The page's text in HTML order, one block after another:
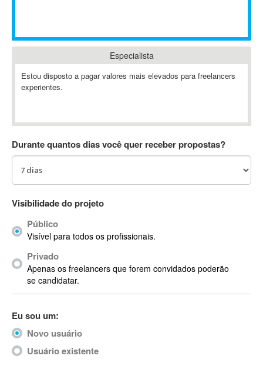
Ableton
Ableton Push
Abstract
AC3
ACID Pro
ACPI
Acrobat
Acrobat X
Acronis
ACT
Actimize
ActionScript
ActionScript 3
Especialista
Estou disposto a pagar valores mais elevados para freelancers
experientes.
Durante quantos dias você quer receber propostas?
Visibilidade do projeto
Público
Visível para todos os profissionais.
Privado
Apenas os freelancers que forem convidados poderão
se candidatar.
Eu sou um:
Novo usuário
Usuário existente